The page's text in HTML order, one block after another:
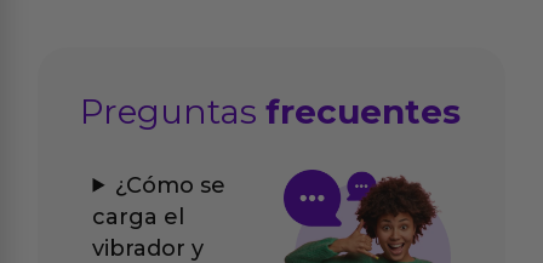
Preguntasfrecuentes
¿Cómo se
carga el
vibrador y